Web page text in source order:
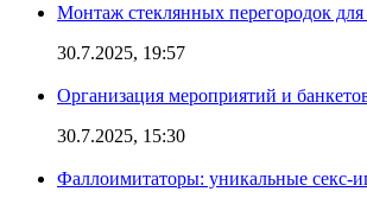
Монтаж стеклянных перегородок
30.7.2025, 19:57
Организация мероприятий и
30.7.2025, 15:30
Фаллоимитаторы: уникальные секс-